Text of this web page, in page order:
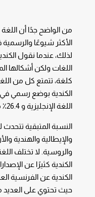
من الواضح جدًا أن
الأكثر شيوعًا والرسمية
لذلك، عندما نقول
اللغات ولكن أشكالها
كلغة، تتمتع كل من
اللغة الإنجليزية و 26.4٪ من الكنديين يتحدثون الفرنسية.
النسبة المتبقية
والإيطالية والهندية
والروسية. لا تختلف
الكندية كثيرًا عن
الكندية عن الفرنسية
حيث تحتوي على